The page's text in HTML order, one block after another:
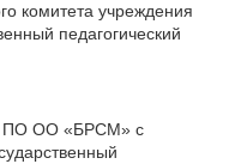
комитета учреждения
педагогический
ПО ОО «БРСМ» с